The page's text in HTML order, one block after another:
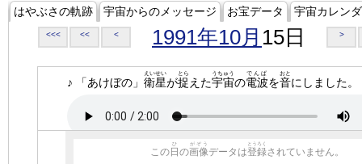
はやぶさの軌跡 宇宙からのメッセージ お宝データ 宇宙カレン
<<< << < 1991年10月 15日 >
♪ 「あけぼの」 衛星
えいせい
が捉
とら
えた宇宙
うちゅう
の電波
でんぱ
を音
おと
にしました。
この 日
ひ
の画像
がぞう
データは登録
とうろく
されていません。